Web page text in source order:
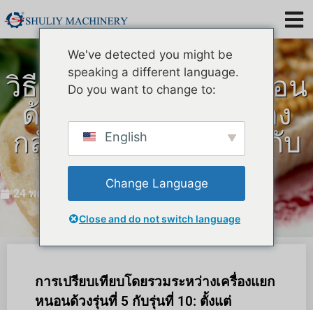
วิธีเลือกเครื่องกรองหนอน
ด้วงที่เหมาะสม? เครื่อง
กลั่นหนอนด้วงรุ่นที่ 5 กับ
รุ่นที่ 10
24 พฤศจิกายน, 2025
การเปรียบเทียบโดยรวมระหว่างเครื่องแยก
หนอนด้วงรุ่นที่ 5 กับรุ่นที่ 10: ตั้งแต่
We've detected you might be
speaking a different language.
Do you want to change to:
English
Change Language
Close and do not switch language